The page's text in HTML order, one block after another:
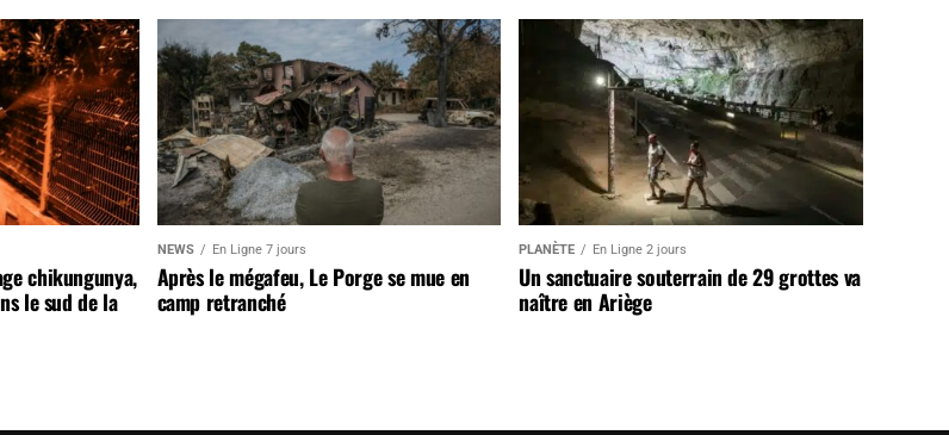
chikungunya,
le sud de la
NEWS En Ligne 7 jours
Après le mégafeu, Le Porge se mue en
camp retranché
PLANÈTE En Ligne 2 jours
Un sanctuaire souterrain de 29 grottes va
naître en Ariège